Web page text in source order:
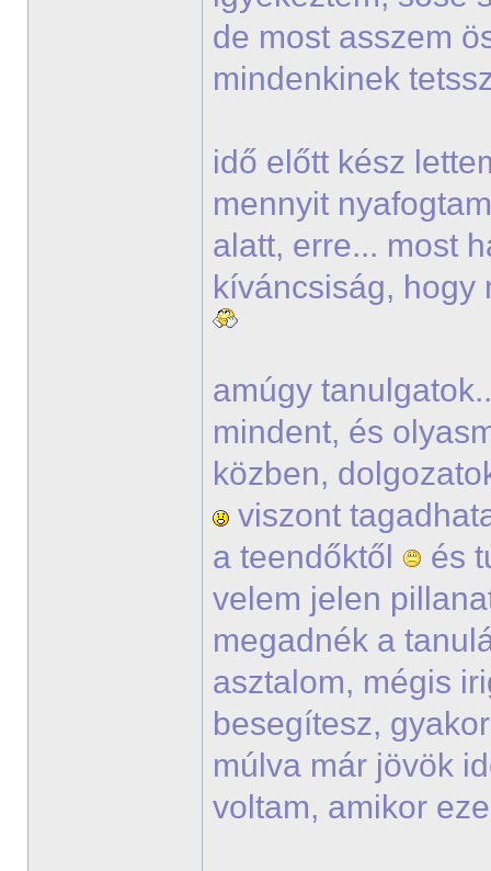
de most asszem
mindenkinek
idő előtt kész
mennyit
alatt, erre... most
kíváncsiság, hogy
amúgy
mindent, és
közben,
viszont
a teendőktől
és
velem jelen
megadnék a
asztalom, mégis
besegítesz,
múlva már jövök
voltam, amikor